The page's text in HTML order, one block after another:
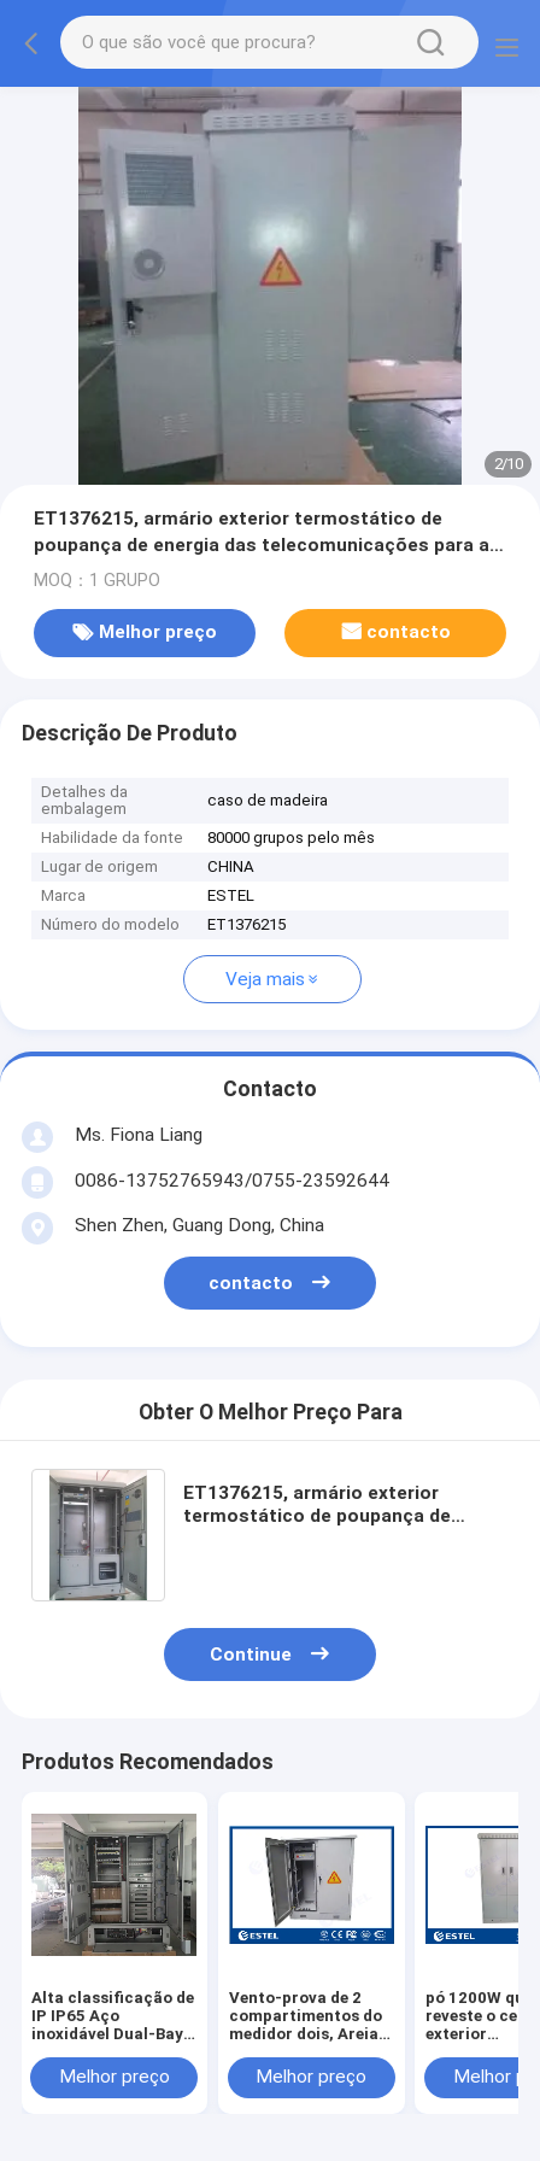
2/10
ET1376215, armário exterior termostático de
poupança de energia das telecomunicações para a
estação base das telecomunicações
MOQ：1 GRUPO
Melhor preço contacto
Descrição De Produto
Detalhes da
embalagem
caso de madeira
Habilidade da fonte
80000 grupos pelo mês
Lugar de origem
CHINA
Marca
ESTEL
Número do modelo
ET1376215
Veja mais
Contacto
Ms. Fiona Liang
0086-13752765943/0755-23592644
Shen Zhen, Guang Dong, China
contacto
Obter O Melhor Preço Para
ET1376215, armário exterior
termostático de poupança de
Continue
Produtos Recomendados
Alta classificação de
IP IP65 Aço
inoxidável Dual-Bay
Telecom Enclosure
com controle
Melhor preço
Vento-prova de 2
compartimentos do
medidor dois, Areia-
Sun-prova e cerco
exterior contra-
Melhor preço
pó 1200W que
reveste o
exterior
equipamento
unidade de
Melhor